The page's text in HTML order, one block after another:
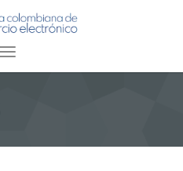
Toggle navigation